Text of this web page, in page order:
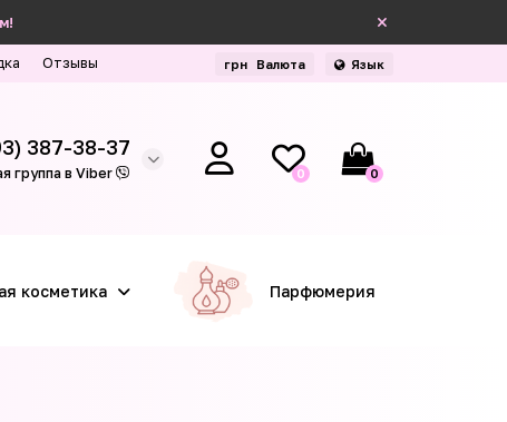
Отзывы грн Валюта Язык
387-38-37
группа в Viber 0 0
косметика Парфюмерия